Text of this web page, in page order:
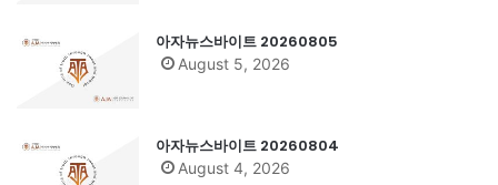
아자뉴스바이트 20260805
August 5, 2026
아자뉴스바이트 20260804
August 4, 2026